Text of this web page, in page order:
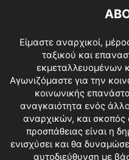
Είμαστε αναρχικοί,
ταξικού και
εκμεταλλευομένων
Αγωνιζόμαστε για την
κοινωνικής
αναγκαιότητα ενός
αναρχικών, και σκοπός
προσπάθειας είναι η
ενισχύσει και θα
αυτοδιεύθυνση με